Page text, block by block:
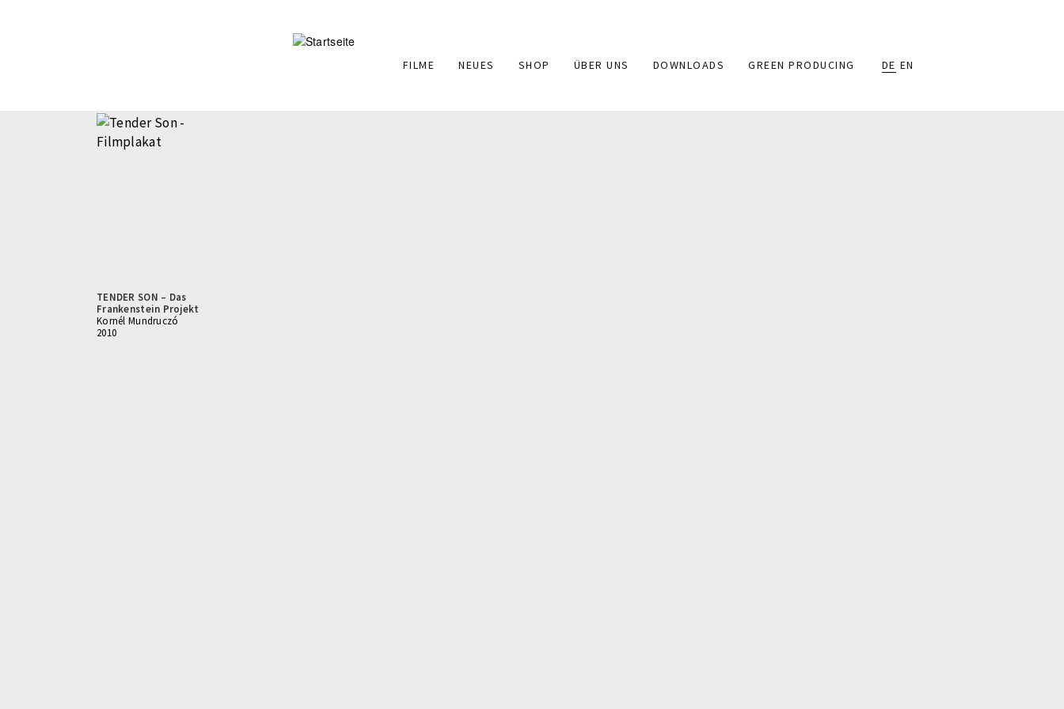
Main
FILME NEUES SHOP ÜBER UNS DOWNLOADS GREEN PRODUCING DE EN
TENDER SON – Das
Frankenstein Projekt
Kornél Mundruczó
2010